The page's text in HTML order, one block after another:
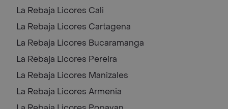
La Rebaja Licores Cali
La Rebaja Licores Cartagena
La Rebaja Licores Bucaramanga
La Rebaja Licores Pereira
La Rebaja Licores Manizales
La Rebaja Licores Armenia